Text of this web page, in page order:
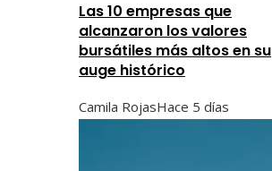
Las 10 empresas que
alcanzaron los valores
bursátiles más altos en su
auge histórico
Camila RojasHace 5 días